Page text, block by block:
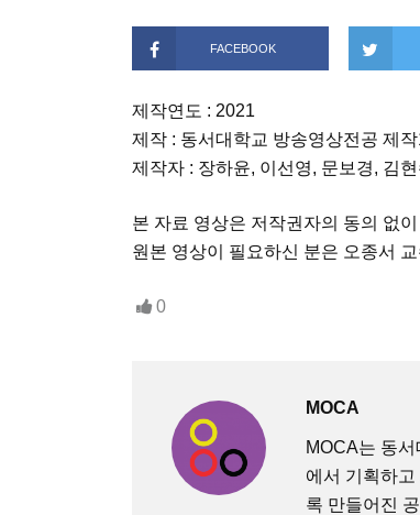
FACEBOOK
제작연도 : 2021
제작 : 동서대학교 방송영상전공 제
제작자 : 장하윤, 이선영, 문보경, 김
본 자료 영상은 저작권자의 동의 없
원본 영상이 필요하신 분은 오종서
0
MOCA
MOCA는 동
에서 기획하
록 만들어진